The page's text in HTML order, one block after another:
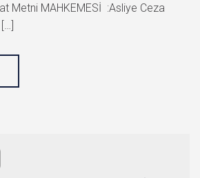
Metni MAHKEMESİ :Asliye Ceza